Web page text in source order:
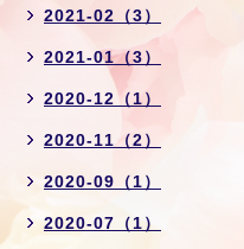
2021-02（3）
2021-01（3）
2020-12（1）
2020-11（2）
2020-09（1）
2020-07（1）